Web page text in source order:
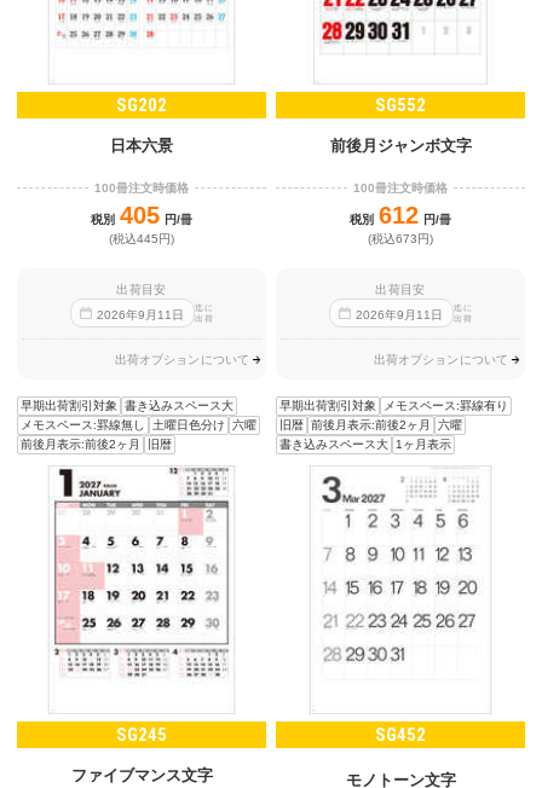
SG202
日本六景
100冊注文時価格
税別 405 円/冊
(税込445円)
出荷目安
2026年9 月11 日
迄に
出荷
出荷オプションについて
早期出荷割引対象
書き込みスペース大
メモスペース:罫線無し
土曜日色分け
六曜
前後月表示:前後2ヶ月
旧暦
SG552
前後月ジャンボ文字
100冊注文時価格
税別 612 円/冊
(税込673円)
出荷目安
2026年9 月11 日
迄に
出荷
出荷オプションについて
早期出荷割引対象
メモスペース:罫線有り
旧暦 前後月表示:前後2ヶ月
六曜
書き込みスペース大 1ヶ月表示
SG245
ファイブマンス文字
SG452
モノトーン文字